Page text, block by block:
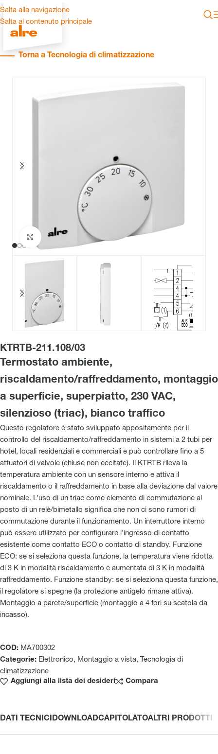
Salta alla navigazione
Salta al contenuto principale
Torna a Tecnologia di climatizzazione
KTRTB-211.108/03
Termostato ambiente,
riscaldamento/raffreddamento, montaggio
a superficie, superpiatto, 230 VAC,
silenzioso (triac), bianco traffico
Questo regolatore è stato sviluppato appositamente per il
controllo del riscaldamento/raffreddamento in sistemi a 2 tubi per
hotel, locali residenziali e commerciali e può controllare fino a 5
attuatori di valvole (chiuse non eccitate). Il KTRTB rileva la
temperatura ambiente con un sensore interno e attiva il
riscaldamento o il raffreddamento in base alla deviazione dal valore
nominale. L’uso di un triac come elemento di commutazione al
posto di un relè/bimetallo significa che non ci sono rumori di
commutazione durante il funzionamento. Un interruttore interno
può essere utilizzato per configurare l’ingresso di contatto
esistente come contatto ECO o contatto di standby. Funzione
ECO: se si seleziona questa funzione, la temperatura viene ridotta
di 3 K in modalità riscaldamento e aumentata di 3 K in modalità
raffreddamento. Funzione standby: se si seleziona questa funzione,
il regolatore si spegne (la protezione antigelo rimane attiva).
Montaggio a parete/superficie (montaggio a 4 fori su scatola da
incasso).
COD: MA700302
Categorie: Elettronico, Montaggio a vista, Tecnologia di
climatizzazione
Aggiungi alla lista dei desideri
Compara
Clicca per ingrandire
DATI TECNICIDOWNLOADCAPITOLATOALTRI PRODOTTI